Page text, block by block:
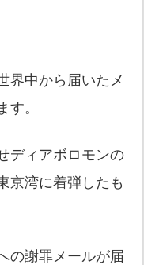
界中から届いたメ
す。
ディアボロモンの
京湾に着弾したも
の謝罪メールが届